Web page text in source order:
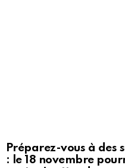
Préparez-vous à des
: le 18 novembre